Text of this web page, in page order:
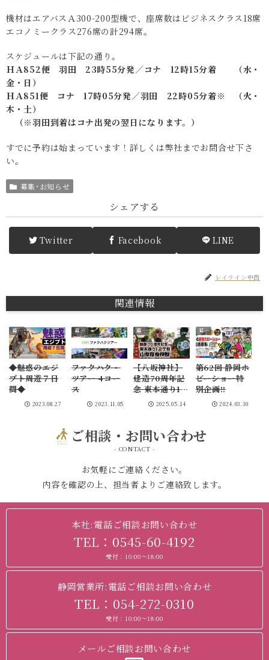
機材はエアバスＡ300-200型機で、座席数はビジネスクラス18席
エコノミークラス276席の計294席。
スケジュールは下記の通り。
ＨＡ852便 羽田 23時55分発／コナ 12時15分着 （水・
金・日）
ＨＡ851便 コナ 17時05分発／羽田 22時05分着※ （火・
木・土）
（※羽田到着はコナ出発の翌日になります。）
すでに予約は始まっています！詳しくは弊社までお問合せ下さ
い。
募集･お知らせ
シェアする
Twitter Facebook LINE
レイライン中西
関連情報
募集･お知らせ
◆魅惑のエジ
プト周遊７日
間◆
2023.08.27
募集･お知らせ
ファクハク・
ツアー 4コー
ス
2023.11.05
募集･お知らせ
【八坂神社】
建造70周年記
念 東本通り1,2
丁目 山車搭乗
拝観
2025.05.14
募集･お知らせ
第62回 静岡ホ
ビーショー特
別企画!!
2024.03.30
ご相談・お問い合わせ
- CONTACT -
お気軽にご連絡ください。
内容を確認の上、担当者よりご連絡致します。
本社:電話ご相談お問い合わせ
TEL：0545-60-4192
受付：10:00～18:00
静岡営業所:電話ご相談お問い合わせ
TEL：054-272-0310
受付：10:00～18:00
メールご相談お問い合わせ